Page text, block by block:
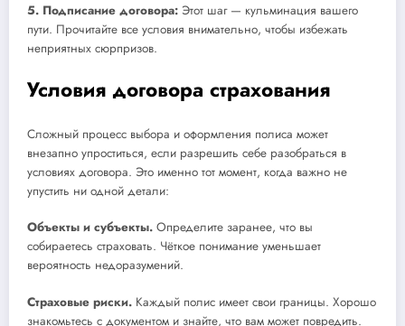
5. Подписание договора: Этот шаг — кульминация вашего
пути. Прочитайте все условия внимательно, чтобы избежать
неприятных сюрпризов.
Условия договора страхования
Сложный процесс выбора и оформления полиса может
внезапно упроститься, если разрешить себе разобраться в
условиях договора. Это именно тот момент, когда важно не
упустить ни одной детали:
Объекты и субъекты. Определите заранее, что вы
собираетесь страховать. Чёткое понимание уменьшает
вероятность недоразумений.
Страховые риски. Каждый полис имеет свои границы. Хорошо
знакомьтесь с документом и знайте, что вам может повредить.